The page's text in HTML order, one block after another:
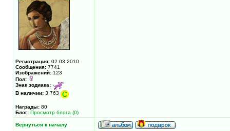
Регистрация: 02.03.2010
Сообщения: 7741
Изображений: 123
Пол:
Знак зодиака:
В наличии: 3,763
Награды: 80
Блог: Просмотр блога (0)
Вернуться к началу